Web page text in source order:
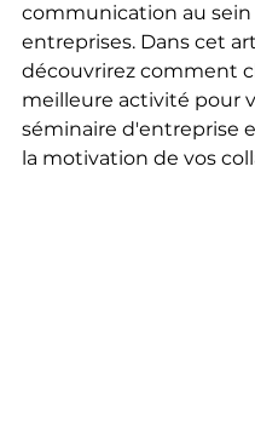
communication au sein
entreprises. Dans cet
découvrirez comment
meilleure activité pour
séminaire d'entreprise
la motivation de vos